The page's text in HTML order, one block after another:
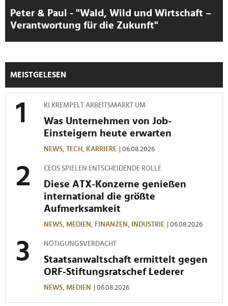
Wir verwenden Cookies, um Inhalte und Anzeigen zu
personalisieren, Funktionen für soziale Medien anbieten
zu können und die Zugriffe auf unsere Website zu
soziale Medien, Werbung und Analysen weiter. Unsere
Partner führen diese Informationen möglicherweise mit
weiteren Daten zusammen, die Sie ihnen bereitgestellt
haben oder die sie im Rahmen Ihrer Nutzung der Dienste
gesammelt haben.
Peter & Paul - "Wald, Wild und Wirtschaft –
Verantwortung für die Zukunft"
MEISTGELESEN
KI KREMPELT ARBEITSMARKT UM
Was Unternehmen von Job-
Einsteigern heute erwarten
NEWS, TECH, KARRIERE | 06.08.2026
CEOS SPIELEN ENTSCHEIDENDE ROLLE
Diese ATX-Konzerne genießen
international die größte
Aufmerksamkeit
NEWS, MEDIEN, FINANZEN, INDUSTRIE | 06.08.2026
NÖTIGUNGSVERDACHT
Staatsanwaltschaft ermittelt gegen
ORF-Stiftungsratschef Lederer
NEWS, MEDIEN | 06.08.2026